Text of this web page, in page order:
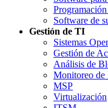
Software de
Gestión de TI
Sistemas
Gestión de
Análisis de
Monitoreo de
MSP
Virtualización